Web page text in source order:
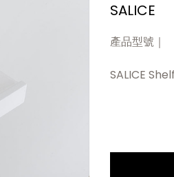
SALICE
產品型號｜
SALICE